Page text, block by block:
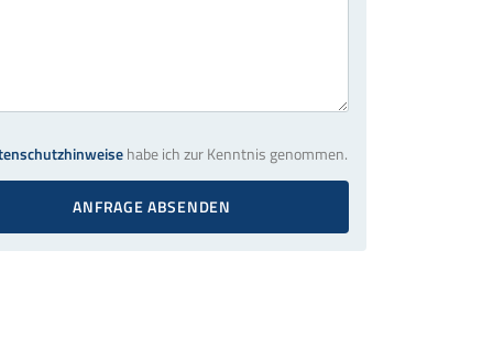
habe ich zur Kenntnis genommen.
ANFRAGE ABSENDEN